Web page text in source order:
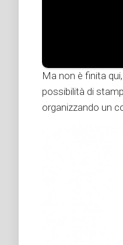
Ma non è finita
possibilità di
organizzando un